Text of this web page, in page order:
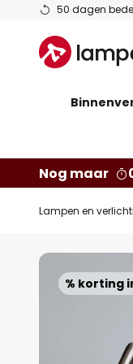
50 dagen
Ga
de
inhoud
Nog maar
Lampen en
% korting
Ga
naar